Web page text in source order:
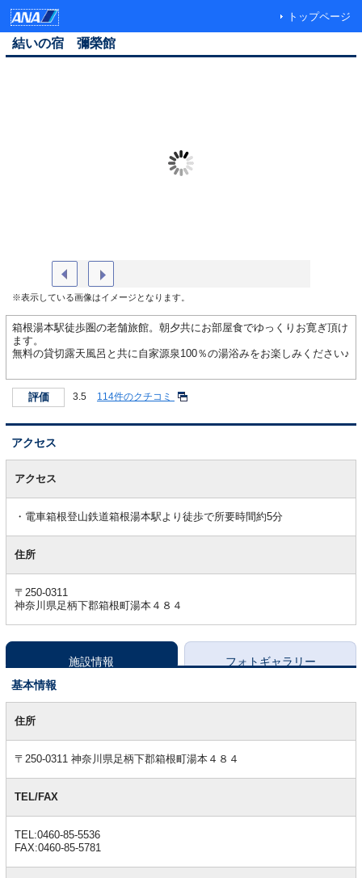
トップページ
結いの宿 彌榮館
※表示している画像はイメージとなります。
箱根湯本駅徒歩圏の老舗旅館。朝夕共にお部屋食でゆっくりお寛ぎ頂け
ます。
無料の貸切露天風呂と共に自家源泉100％の湯浴みをお楽しみください♪
評価 3.5 114件のクチコミ
アクセス
アクセス
電車箱根登山鉄道箱根湯本駅より徒歩で所要時間約5分
住所
〒250-0311
神奈川県足柄下郡箱根町湯本４８４
施設情報
フォトギャラリー
基本情報
本住所
〒250-0311 神奈川県足柄下郡箱根町湯本４８４
TEL/FAX
TEL:0460-85-5536
FAX:0460-85-5781